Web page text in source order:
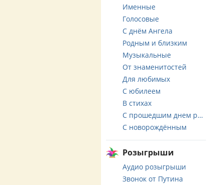
Именные
Голосовые
С днём Ангела
Родным и близким
Музыкальные
От знаменитостей
Для любимых
С юбилеем
В стихах
С прошедшим днем рождения
С новорождённым
Розыгрыши
Аудио розыгрыши
Звонок от Путина